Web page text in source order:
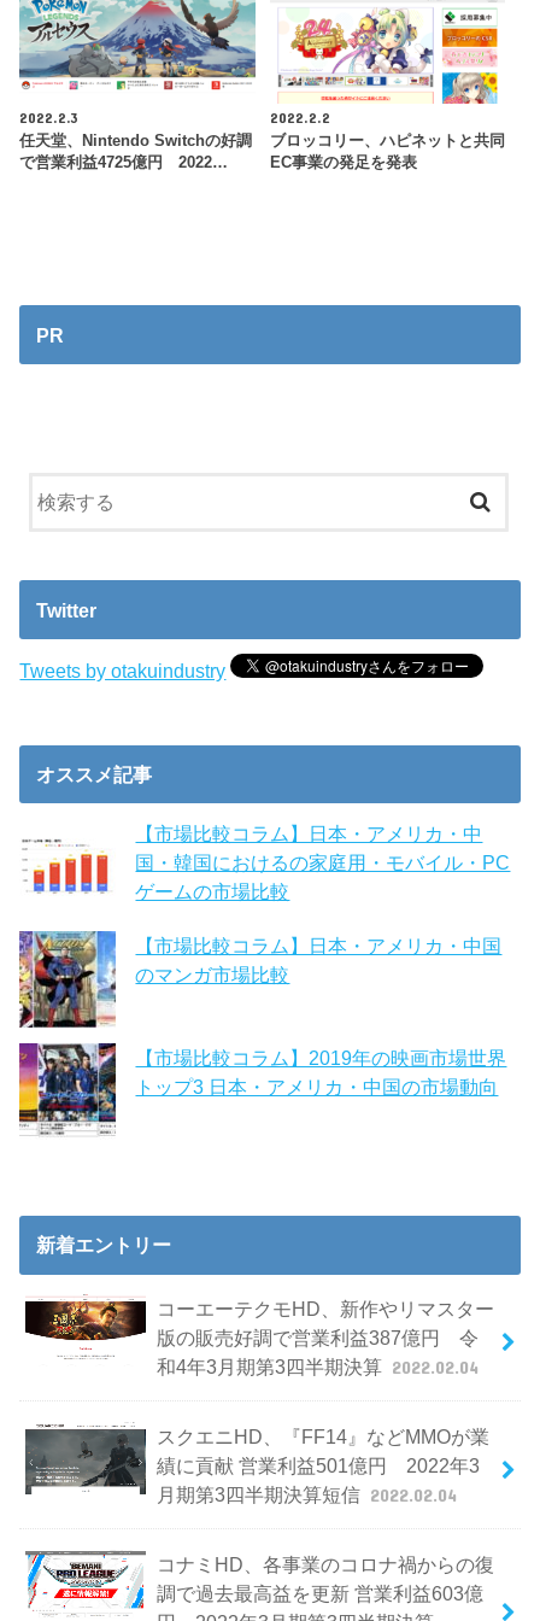
2022.2.3
任天堂、Nintendo Switchの好調
で営業利益4725億円 2022…
2022.2.2
ブロッコリー、ハピネットと共同
EC事業の発足を発表
PR
Twitter
Tweets by otakuindustry
オススメ記事
【市場比較コラム】日本・アメリカ・中
国・韓国におけるの家庭用・モバイル・PC
ゲームの市場比較
【市場比較コラム】日本・アメリカ・中国
のマンガ市場比較
【市場比較コラム】2019年の映画市場世界
トップ3 日本・アメリカ・中国の市場動向
新着エントリー
コーエーテクモHD、新作やリマスター
版の販売好調で営業利益387億円 令
和4年3月期第3四半期決算 2022.02.04
スクエニHD、『FF14』などMMOが業
績に貢献 営業利益501億円 2022年3
月期第3四半期決算短信 2022.02.04
コナミHD、各事業のコロナ禍からの復
調で過去最高益を更新 営業利益603億